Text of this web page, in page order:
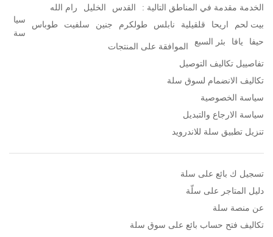
الخدمة مقدمة في المناطق التالية : القدس الخليل
رام الله
بيت لحم
اريحا قلقيلية نابلس طولكرم جنين سلفيت
طوباس
حيفا
يافا بئر السبع
سيا
سة
الموافقة على المنتجات
تفاصييل تكاليف التوصيل
تكاليف الانضمام لسوق سلة
سياسة الخصوصية
سياسة الارجاع والتبديل
تنزيل تطبيق سلة للاندرويد
تسجيل ك بائع على سلة
دليل المتاجر على سلّة
عن منصة سلة
تكاليف فتح حساب بائع على سوق سلة